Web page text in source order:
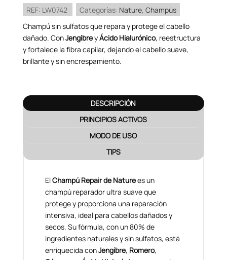
REF: LW0742 Categorías: Nature, Champús
Champú sin sulfatos que repara y protege el cabello
dañado. ConJengibreyÁcido Hialurónico, reestructura
y fortalece la fibra capilar, dejando el cabello suave,
brillante y sin encrespamiento.
DESCRIPCIÓN
PRINCIPIOS ACTIVOS
MODO DE USO
TIPS
ElChampú Repair de Naturees un
champú reparador ultra suave que
protege y proporciona una reparación
intensiva, ideal para cabellos dañados y
secos. Su fórmula, con un 80% de
ingredientes naturales y sin sulfatos, está
enriquecida conJengibre, Romero,